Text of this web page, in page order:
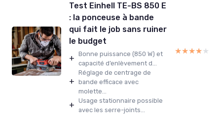
Test Einhell TE-BS 850 E
: la ponceuse à bande
qui fait le job sans ruiner
le budget
+ Bonne puissance (850 W) et
capacité d’enlèvement d...
+
Réglage de centrage de
bande efficace avec
molette...
+ Usage stationnaire possible
avec les serre-joints...
★★★★★
★★★★★